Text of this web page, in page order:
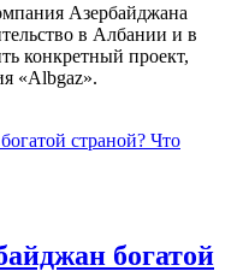
Азербайджана
в Албании и в
конкретный проект,
«Albgaz».
богатой